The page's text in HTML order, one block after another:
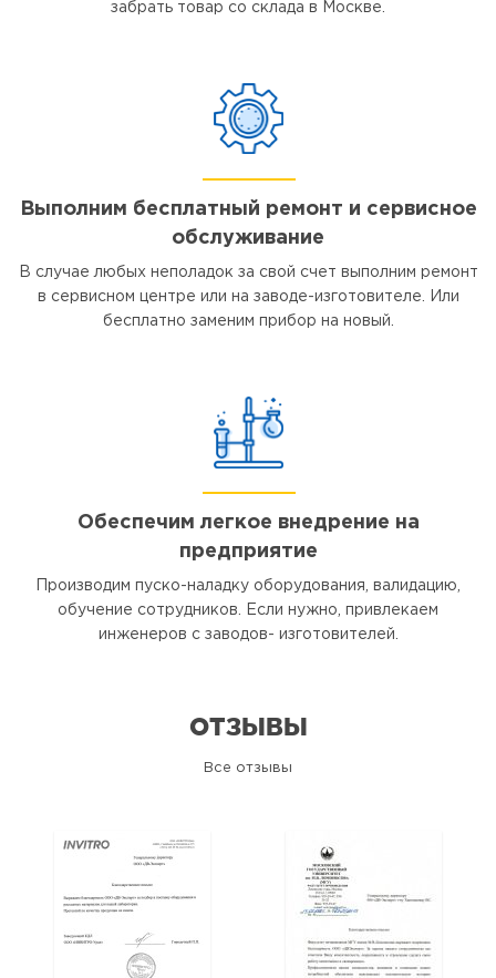
забрать товар со склада в Москве.
Выполним бесплатный ремонт и сервисное
обслуживание
В случае любых неполадок за свой счет выполним ремонт
в сервисном центре или на заводе-изготовителе. Или
бесплатно заменим прибор на новый.
Обеспечим легкое внедрение на
предприятие
Производим пуско-наладку оборудования, валидацию,
обучение сотрудников. Если нужно, привлекаем
инженеров с заводов- изготовителей.
ОТЗЫВЫ
Все отзывы